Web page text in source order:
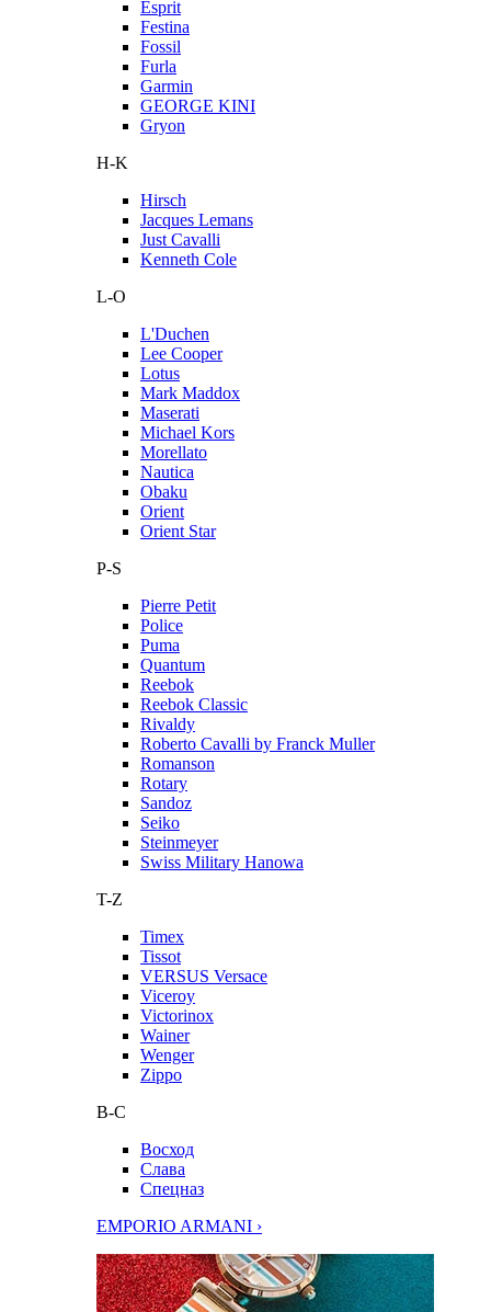
Esprit
Festina
Fossil
Furla
Garmin
GEORGE KINI
Gryon
H-K
Hirsch
Jacques Lemans
Just Cavalli
Kenneth Cole
L-O
L'Duchen
Lee Cooper
Lotus
Mark Maddox
Maserati
Michael Kors
Morellato
Nautica
Obaku
Orient
Orient Star
P-S
Pierre Petit
Police
Puma
Quantum
Reebok
Reebok Classic
Rivaldy
Roberto Cavalli by Franck Muller
Romanson
Rotary
Sandoz
Seiko
Steinmeyer
Swiss Military Hanowa
T-Z
Timex
Tissot
VERSUS Versace
Viceroy
Victorinox
Wainer
Wenger
Zippo
В-С
Восход
Слава
Спецназ
EMPORIO ARMANI ›